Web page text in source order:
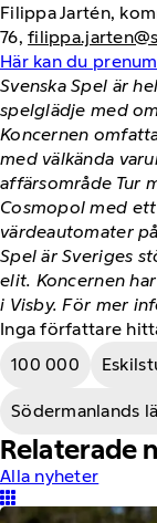
Filippa Jartén,
76,
Här kan du
Svenska Spel är
spelglädje med
Koncernen
med välkända
affärsområde Tur
Cosmopol med
värdeautomater
Spel är Sveriges
elit. Koncernen
i Visby. För mer
Inga författare
100 000
Södermanlands
Relaterade
Alla nyheter